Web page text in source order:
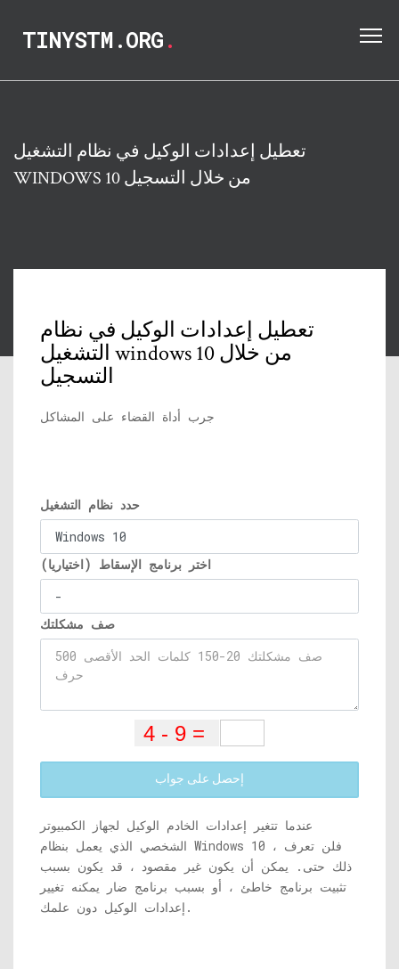
TINYSTM.ORG.
تعطيل إعدادات الوكيل في نظام التشغيل
WINDOWS 10 من خلال التسجيل
تعطيل إعدادات الوكيل في نظام
التشغيل windows 10 من خلال
التسجيل
جرب أداة القضاء على المشاكل
حدد نظام التشغيل
اختر برنامج الإسقاط (اختياريا)
صف مشكلتك
إحصل على جواب
عندما تتغير إعدادات الخادم الوكيل لجهاز الكمبيوتر
الشخصي الذي يعمل بنظام Windows 10 ، فلن تعرف
ذلك حتى. يمكن أن يكون غير مقصود ، قد يكون بسبب
تثبيت برنامج خاطئ ، أو بسبب برنامج ضار يمكنه تغيير
إعدادات الوكيل دون علمك.